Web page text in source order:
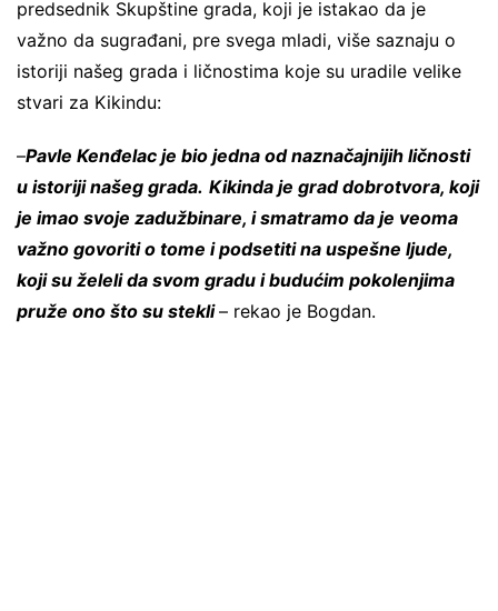
predsednik Skupštine grada, koji je istakao da je
važno da sugrađani, pre svega mladi, više saznaju o
istoriji našeg grada i ličnostima koje su uradile velike
stvari za Kikindu:
–Pavle Kenđelac je bio jedna od naznačajnijih ličnosti
u istoriji našeg grada. Kikinda je grad dobrotvora, koji
je imao svoje zadužbinare, i smatramo da je veoma
važno govoriti o tome i podsetiti na uspešne ljude,
koji su želeli da svom gradu i budućim pokolenjima
pruže ono što su stekli– rekao je Bogdan.